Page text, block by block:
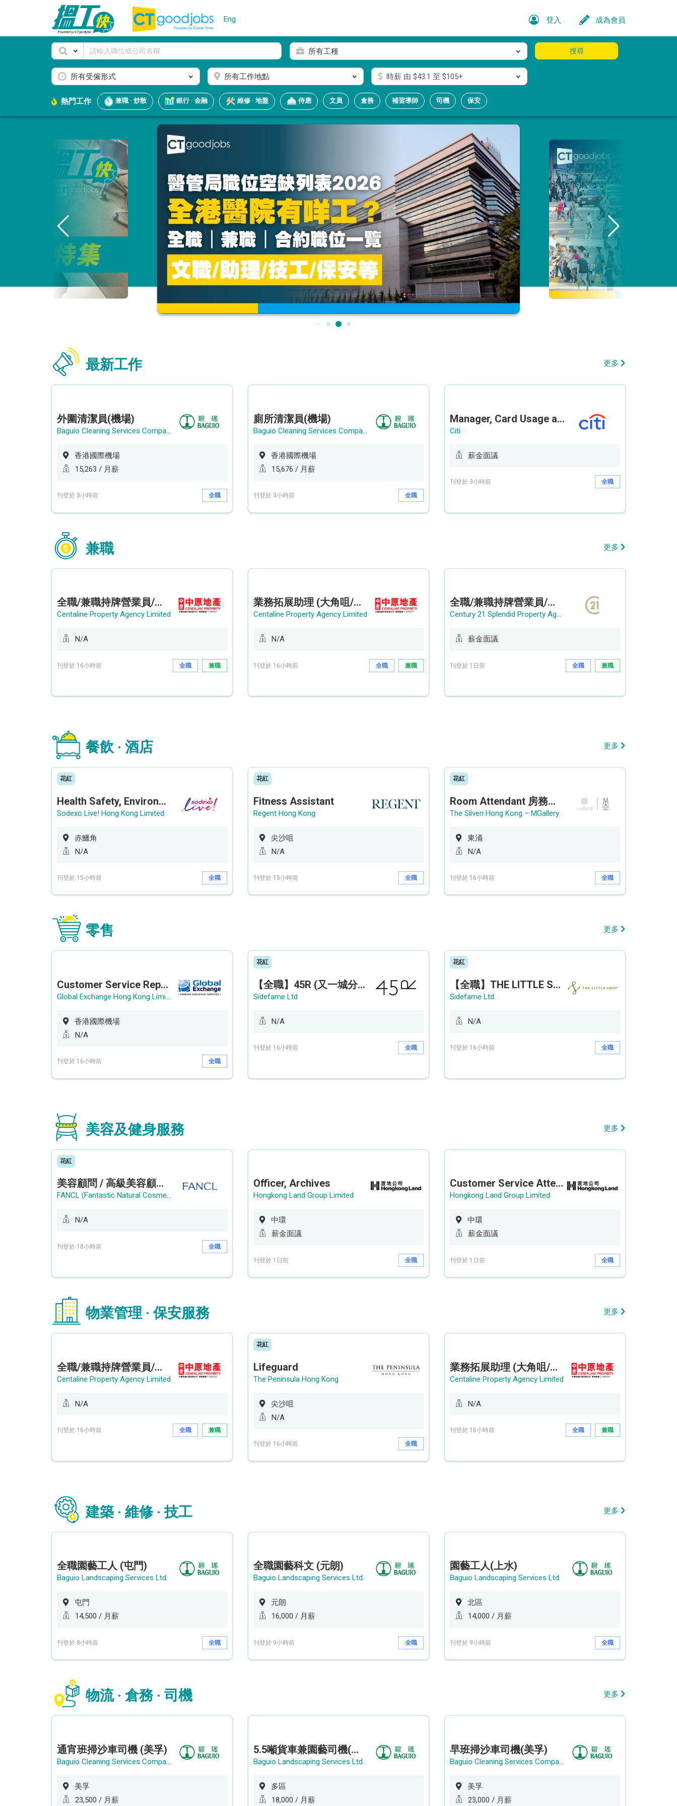
Eng 登入 成為會員
所有工種
所有受僱形式 所有工作地點 時薪由 $43.1 至 $105+
搜尋
熱門工作 兼職 · 炒散 銀行 · 金融 維修 · 地盤 侍應 文員 倉務 補習導師 司機 保安
最新工作 更多
外圍清潔員(機場)
Baguio Cleaning Services Company Limited
香港國際機場
15,263 / 月薪
刊登於 3小時前 全職
廁所清潔員(機場)
Baguio Cleaning Services Company Limited
香港國際機場
15,676 / 月薪
刊登於 3小時前 全職
Manager, Card Usage and Partnership
Citi
薪金面議
刊登於 3小時前 全職
兼職 更多
全職/兼職持牌營業員/持牌地產代理 (長沙灣/將軍澳/油塘)
Centaline Property Agency Limited
N/A
刊登於 16小時前 全職 兼職
業務拓展助理 (大角咀/荔枝角/九龍塘)
Centaline Property Agency Limited
N/A
刊登於 16小時前 全職 兼職
全職/兼職持牌營業員/持牌地產代理
Century 21 Splendid Property Agency
薪金面議
刊登於 1日前 全職 兼職
餐飲 · 酒店 更多
花紅
Health Safety, Environment & Quality Assurance Officer (Maternity cover – 5 months contract)
Sodexo Live! Hong Kong Limited
赤鱲角
N/A
刊登於 15小時前 全職
花紅
Fitness Assistant
Regent Hong Kong
尖沙咀
N/A
刊登於 15小時前 全職
花紅
Room Attendant 房務員 (Accor Hotel)
The Silveri Hong Kong – MGallery
東涌
N/A
刊登於 16小時前 全職
零售 更多
Customer Service Representative (Airport)
Global Exchange Hong Kong Limited
香港國際機場
N/A
刊登於 16小時前 全職
花紅
【全職】45R (又一城分店) Sales Operation Assistant 銷售營運助理【永久保證佣金+新人獎金$3,000】
Sidefame Ltd
N/A
刊登於 16小時前 全職
花紅
【全職】THE LITTLE SHOP (利園分店) Sales Operation Assistant 銷售營運助理【永久保證佣金+新人獎金$3,000】
Sidefame Ltd
N/A
刊登於 16小時前 全職
美容及健身服務 更多
花紅
美容顧問 / 高級美容顧問 (Beauty Consultant / Senior Beauty Consultant)
FANCL (Fantastic Natural Cosmetics Limited)
N/A
刊登於 18小時前 全職
Officer, Archives
Hongkong Land Group Limited
中環
薪金面議
刊登於 1日前 全職
Customer Service Attendant (5-day work)
Hongkong Land Group Limited
中環
薪金面議
刊登於 1日前 全職
物業管理 · 保安服務 更多
全職/兼職持牌營業員/持牌地產代理 (長沙灣/將軍澳/油塘)
Centaline Property Agency Limited
N/A
刊登於 16小時前 全職 兼職
花紅
Lifeguard
The Peninsula Hong Kong
尖沙咀
N/A
刊登於 16小時前 全職
業務拓展助理 (大角咀/荔枝角/九龍塘)
Centaline Property Agency Limited
N/A
刊登於 16小時前 全職 兼職
建築 · 維修 · 技工 更多
全職園藝工人 (屯門)
Baguio Landscaping Services Ltd.
屯門
14,500 / 月薪
刊登於 8小時前 全職
全職園藝科文 (元朗)
Baguio Landscaping Services Ltd.
元朗
16,000 / 月薪
刊登於 9小時前 全職
園藝工人(上水)
Baguio Landscaping Services Ltd.
北區
14,000 / 月薪
刊登於 9小時前 全職
物流 · 倉務 · 司機 更多
通宵班掃沙車司機 (美孚)
Baguio Cleaning Services Company Limited
美孚
23,500 / 月薪
5.5噸貨車兼園藝司機(港九新界)
Baguio Landscaping Services Ltd.
多區
18,000 / 月薪
早班掃沙車司機(美孚)
Baguio Cleaning Services Company Limited
美孚
23,000 / 月薪